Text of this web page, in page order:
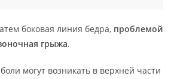
боковая линия бедра, проблемой
грыжа.
могут возникать в верхней части